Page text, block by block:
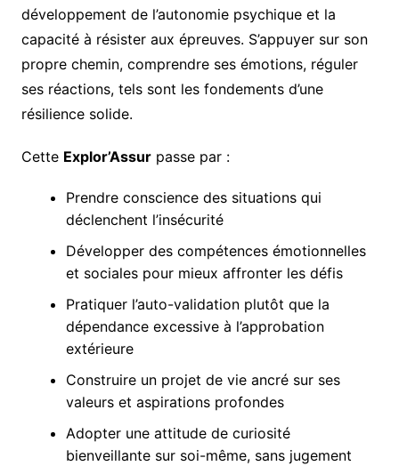
développement de l’autonomie psychique et la
capacité à résister aux épreuves. S’appuyer sur son
propre chemin, comprendre ses émotions, réguler
ses réactions, tels sont les fondements d’une
résilience solide.
Cette Explor’Assurpasse par :
Prendre conscience des situations qui
déclenchent l’insécurité
Développer des compétences émotionnelles
et sociales pour mieux affronter les défis
Pratiquer l’auto-validation plutôt que la
dépendance excessive à l’approbation
extérieure
Construire un projet de vie ancré sur ses
valeurs et aspirations profondes
Adopter une attitude de curiosité
bienveillante sur soi-même, sans jugement